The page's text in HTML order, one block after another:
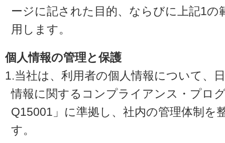
ージに記された目的、ならびに上記1の
用します。
個人情報の管理と保護
1.当社は、利用者の個人情報について、
情報に関するコンプライアンス・プロ
Q15001」に準拠し、社内の管理体制を
す。